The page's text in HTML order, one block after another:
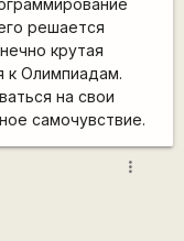
решается
крутая
к Олимпиадам.
на свои
самочувствие.
more_vert